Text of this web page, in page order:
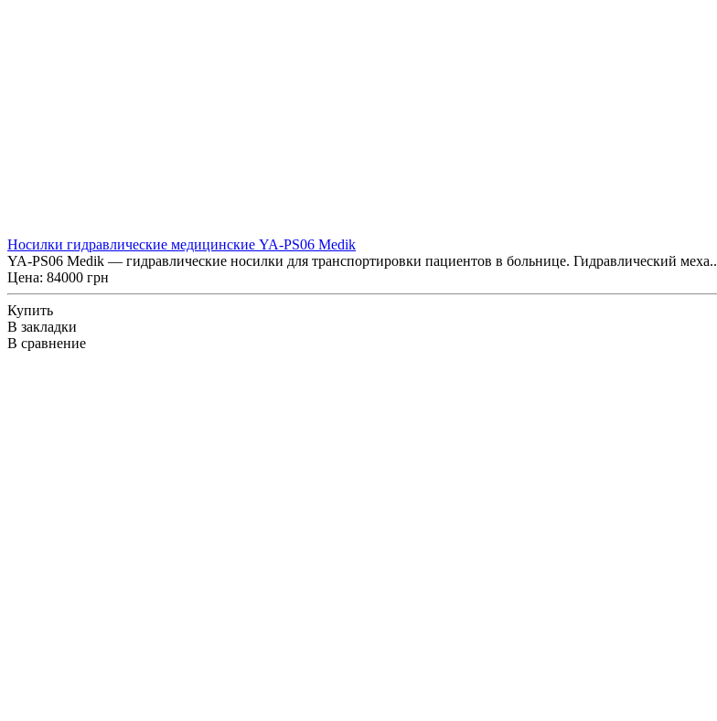
Носилки гидравлические медицинские YA-PS06 Medik
YA-PS06 Medik — гидравлические носилки для транспортировки пациентов в больнице. Гидравлический меха..
Цена: 84000 грн
Купить
В закладки
В сравнение